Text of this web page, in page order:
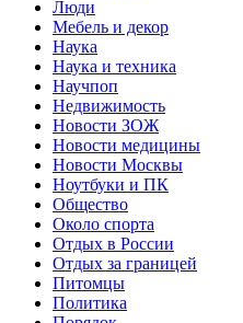
Люди
Мебель и декор
Наука
Наука и техника
Научпоп
Недвижимость
Новости ЗОЖ
Новости медицины
Новости Москвы
Ноутбуки и ПК
Общество
Около спорта
Отдых в России
Отдых за границей
Питомцы
Политика